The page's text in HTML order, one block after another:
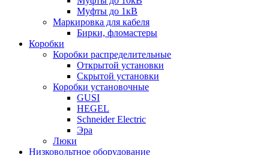
Муфты до 1кВ
Маркировка для кабеля
Бирки, фломастеры
Коробки
Коробки распределительные
Открытой установки
Скрытой установки
Коробки установочные
GUSI
HEGEL
Schneider Electric
Эра
Люки
Низковольтное оборудование